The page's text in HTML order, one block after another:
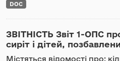
DOC
ЗВІТНІСТЬ Звіт 1-ОПС
сиріт і дітей,
Містяться відомості про: